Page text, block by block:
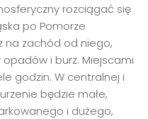
rozciągać się
po Pomorze
na zachód od niego,
i burz. Miejscami
godzin. W centralnej i
będzie małe,
i dużego,